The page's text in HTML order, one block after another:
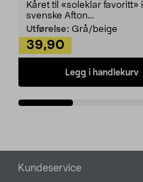
Kåret til «soleklar favoritt» i
svenske Afton...
Utførelse: Grå/beige
39,90
Legg i handlekurv
Bunntekst
Kundeservice